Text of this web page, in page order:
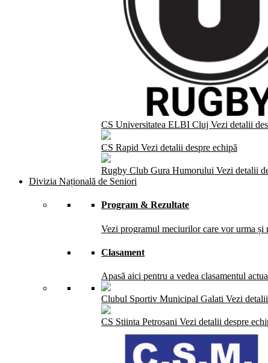
CS Universitatea ELBI Cluj Vezi detalii
CS Rapid Vezi detalii despre echipă
Rugby Club Gura Humorului Vezi detalii
Divizia Națională de Seniori
Program & Rezultate
Vezi programul meciurilor care vor urma și
Clasament
Apasă aici pentru a vedea clasamentul
Clubul Sportiv Municipal Galati Vezi
CS Stiinta Petrosani Vezi detalii despre